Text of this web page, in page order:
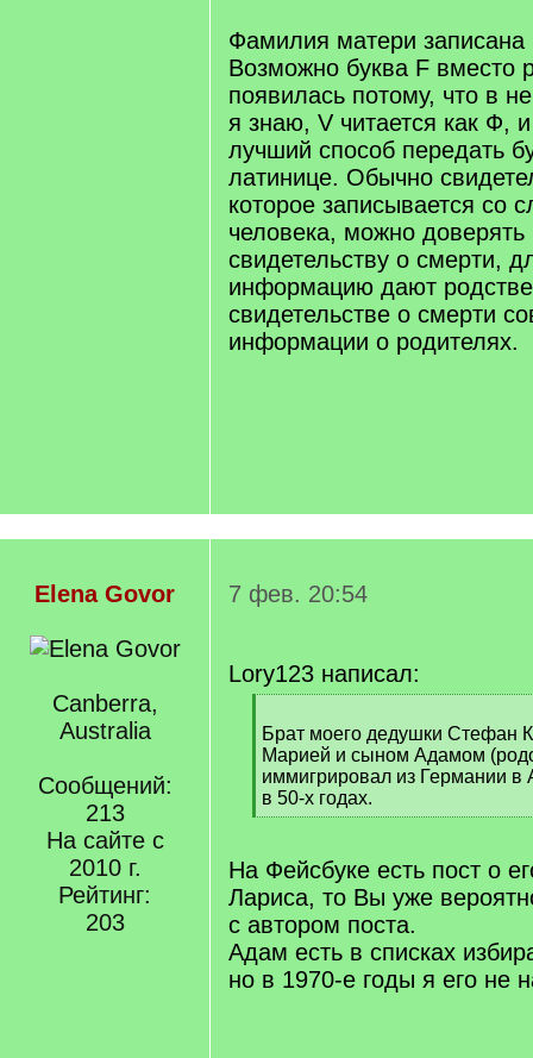
q
]
Фамилия матери записана
Возможно буква F вместо
появилась потому, что в
я знаю, V читается как Ф,
лучший способ передать
латинице. Обычно
которое записывается со
человека, можно
свидетельству о смерти,
информацию дают
свидетельстве о смерти
информации о родителях.
Elena Govor
Canberra,
Australia
Сообщений:
213
На сайте с
2010 г.
Рейтинг:
203
7 фев. 20:54
Lory123 написал:
q
]
Брат моего дедушки Стефан
Марией и сыном Адамом
иммигрировал из Германии в
в 50-х годах.
[
q
На Фейсбуке есть пост о
Лариса, то Вы уже
с автором поста.
Адам есть в списках
но в 1970-е годы я его не